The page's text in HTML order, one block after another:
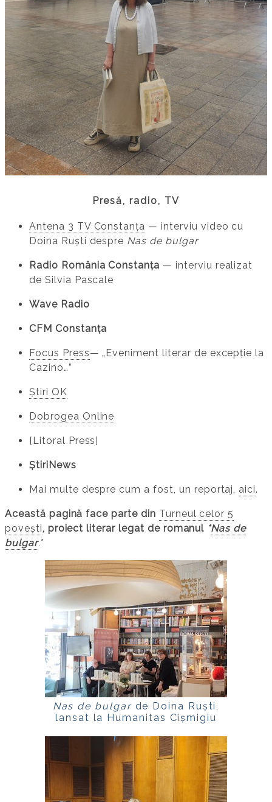
Presă, radio, TV
Antena 3 TV Constanța — interviu video cu
Doina Ruști despre Nas de bulgar
Radio România Constanța — interviu realizat
de Silvia Pascale
Wave Radio
CFM Constanța
Focus Press​— „Eveniment literar de excepție la
Cazino…”
Știri OK
Dobrogea Online
[Litoral Press]
ȘtiriNews
Mai multe despre cum a fost, un reportaj, aici.
Această pagină face parte din Turneul celor 5
povești, proiect literar legat de romanul *Nas de
bulgar.*
Nas de bulgarde Doina Ruști,
lansat la Humanitas Cișmigiu